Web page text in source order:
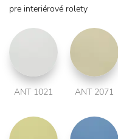
pre interiérové rolety
ANT 1021 ANT 2071